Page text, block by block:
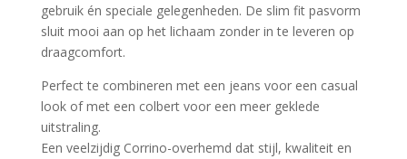
gebruik én speciale gelegenheden. De slim fit pasvorm
sluit mooi aan op het lichaam zonder in te leveren op
draagcomfort.
Perfect te combineren met een jeans voor een casual
look of met een colbert voor een meer geklede
uitstraling.
Een veelzijdig Corrino-overhemd dat stijl, kwaliteit en